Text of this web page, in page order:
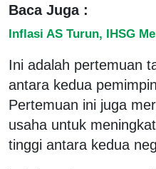
Baca Juga :
Inflasi AS Turun, IHSG
Ini adalah pertemuan
antara kedua
Pertemuan ini juga
usaha untuk
tinggi antara kedua